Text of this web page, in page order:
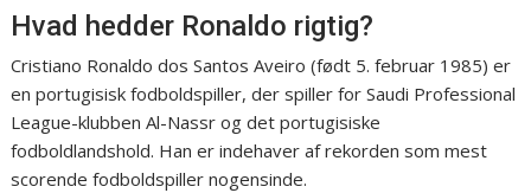
Hvad hedder Ronaldo rigtig?
Cristiano Ronaldo dos Santos Aveiro (født 5. februar 1985) er
en portugisisk fodboldspiller, der spiller for Saudi Professional
League-klubben Al-Nassr og det portugisiske
fodboldlandshold. Han er indehaver af rekorden som mest
scorende fodboldspiller nogensinde.